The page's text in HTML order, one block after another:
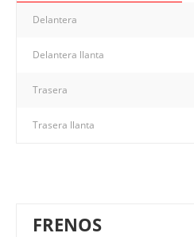
Delantera
Delantera llanta
Trasera
Trasera llanta
FRENOS